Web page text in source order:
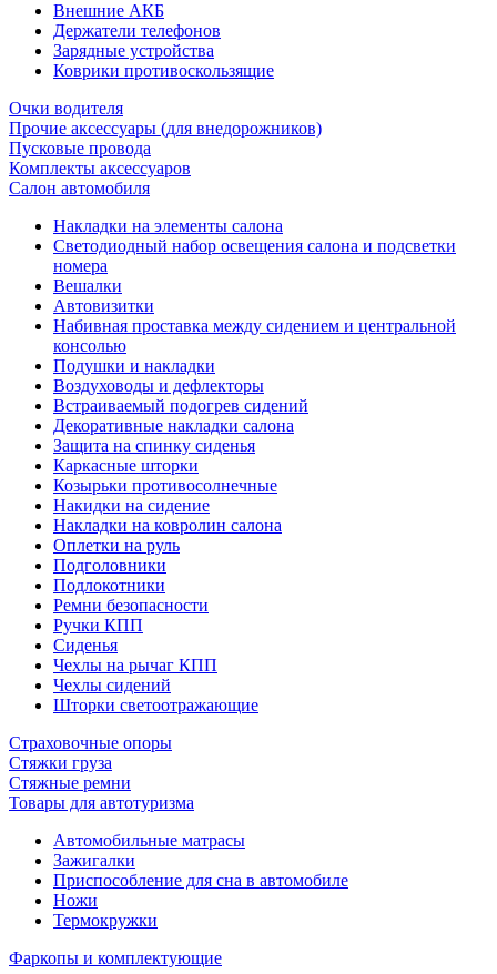
Внешние АКБ
Держатели телефонов
Зарядные устройства
Коврики противоскользящие
Очки водителя
Прочие аксессуары (для внедорожников)
Пусковые провода
Комплекты аксессуаров
Салон автомобиля
Накладки на элементы салона
Светодиодный набор освещения салона и подсветки
номера
Вешалки
Автовизитки
Набивная проставка между сидением и центральной
консолью
Подушки и накладки
Воздуховоды и дефлекторы
Встраиваемый подогрев сидений
Декоративные накладки салона
Защита на спинку сиденья
Каркасные шторки
Козырьки противосолнечные
Накидки на сидение
Накладки на ковролин салона
Оплетки на руль
Подголовники
Подлокотники
Ремни безопасности
Ручки КПП
Сиденья
Чехлы на рычаг КПП
Чехлы сидений
Шторки светоотражающие
Страховочные опоры
Стяжки груза
Стяжные ремни
Товары для автотуризма
Автомобильные матрасы
Зажигалки
Приспособление для сна в автомобиле
Ножи
Термокружки
Фаркопы и комплектующие